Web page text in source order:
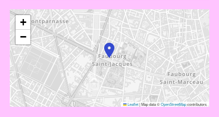
+
−
Leaflet|Map data ©OpenStreetMapcontributors